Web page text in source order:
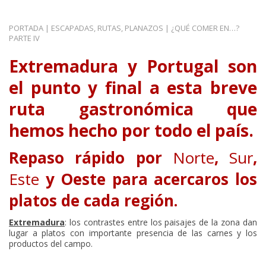
PORTADA | ESCAPADAS, RUTAS, PLANAZOS | ¿QUÉ COMER EN…?
PARTE IV
Extremadura y Portugal son
el punto y final a esta breve
ruta gastronómica que
hemos hecho por todo el país.
Repaso rápido por Norte, Sur,
Este y Oeste para acercaros los
platos de cada región.
Extremadura: los contrastes entre los paisajes de la zona dan
lugar a platos con importante presencia de las carnes y los
productos del campo.